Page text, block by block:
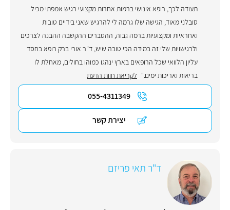
תעודה לכך, רופא אינושי ברמות אחרות מקצועי רגיש אמפתי מכיל
סובלני מאוד, הגישה שלו גרמה לי להרגיש שאני בידיים טובות
ואחראיות ומקצועיות ברמה גבוה, ההסברים ההקשבה ההבנה לצרכים
ולרגישויות שלי זה במידה הכי טובה שיש, ד"ר אורי ברק רופא בחסד
עליון הלוואי שכל הרופאים בארץ ינהגו כמוהו בחולים, מאחלת לו
בריאות ואריכות ימים." לקריאת חוות הדעת
055-4311349
יצירת קשר
ד"ר תאי פריזם